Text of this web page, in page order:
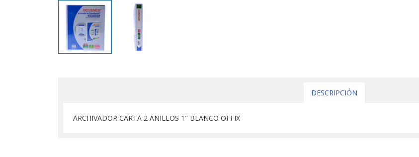
DESCRIPCIÓN
ARCHIVADOR CARTA 2 ANILLOS 1" BLANCO OFFIX